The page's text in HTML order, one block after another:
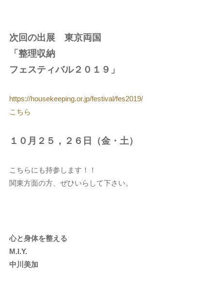
次回の出展 東京両国
「整理収納
フェスティバル２０１９」
https://housekeeping.or.jp/festival/fes2019/
こちら
１０月２５，２６日（金・土）
こちらにも持参します！！
関東方面の方、ぜひいらして下さい。
心と身体を整える
M.I.Y.
中川美加